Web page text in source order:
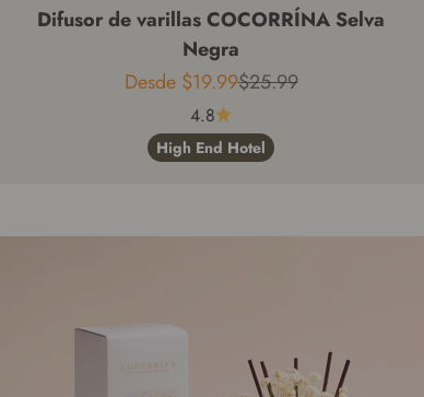
Difusor de varillas COCORRÍNA Selva
Negra
Precio de venta
Desde $19.99Precio regular
$25.99
4.8
High End Hotel